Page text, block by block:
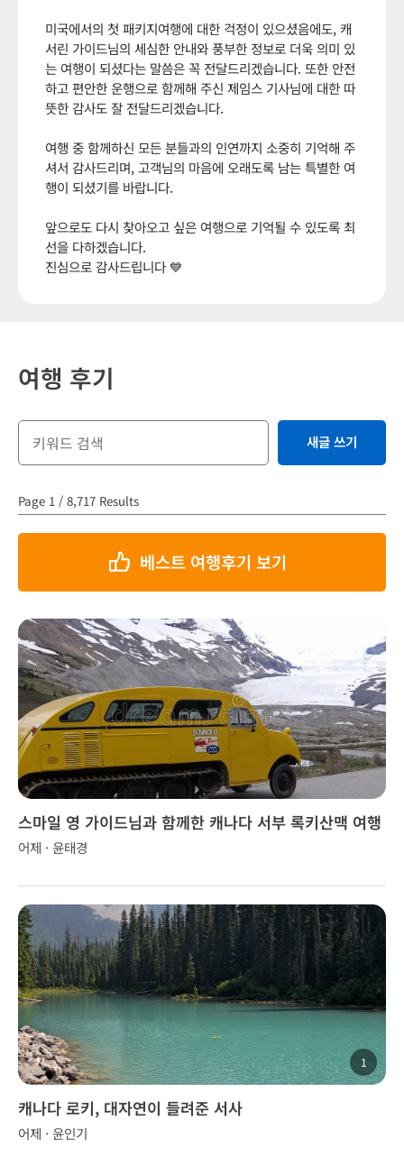
미국에서의 첫 패키지여행에 대한 걱정이 있으셨음에도, 캐
서린 가이드님의 세심한 안내와 풍부한 정보로 더욱 의미 있
는 여행이 되셨다는 말씀은 꼭 전달드리겠습니다. 또한 안전
하고 편안한 운행으로 함께해 주신 제임스 기사님에 대한 따
뜻한 감사도 잘 전달드리겠습니다.
여행 중 함께하신 모든 분들과의 인연까지 소중히 기억해 주
셔서 감사드리며, 고객님의 마음에 오래도록 남는 특별한 여
행이 되셨기를 바랍니다.
앞으로도 다시 찾아오고 싶은 여행으로 기억될 수 있도록 최
선을 다하겠습니다.
진심으로 감사드립니다 💙
여행 후기
새글 쓰기
Page 1 / 8,717 Results
베스트 여행후기 보기
스마일 영 가이드님과 함께한 캐나다 서부 록키산맥 여행
어제 · 윤태경
1
캐나다 로키, 대자연이 들려준 서사
어제 · 윤인기